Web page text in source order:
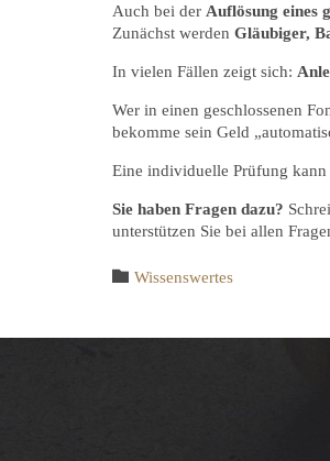
Auch bei der Auflösung eines
Zunächst werden Gläubiger,
In vielen Fällen zeigt sich:
Wer in einen geschlossenen
bekomme sein Geld
Eine individuelle Prüfung kann
Sie haben Fragen dazu?
unterstützen Sie bei allen
 Category
Wissenswertes